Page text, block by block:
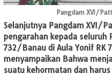
Pangdam XVI/
Selanjutnya Pangdam XVI/
pengarahan kepada seluruh
732/Banau di Aula Yonif RK
menyampaikan Bahwa
suatu kehormatan dan